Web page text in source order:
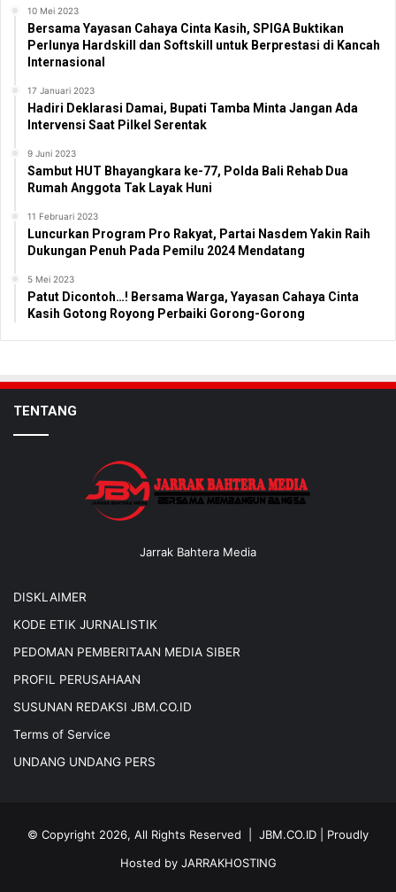
10 Mei 2023
Bersama Yayasan Cahaya Cinta Kasih, SPIGA Buktikan
Perlunya Hardskill dan Softskill untuk Berprestasi di Kancah
Internasional
17 Januari 2023
Hadiri Deklarasi Damai, Bupati Tamba Minta Jangan Ada
Intervensi Saat Pilkel Serentak
9 Juni 2023
Sambut HUT Bhayangkara ke-77, Polda Bali Rehab Dua
Rumah Anggota Tak Layak Huni
11 Februari 2023
Luncurkan Program Pro Rakyat, Partai Nasdem Yakin Raih
Dukungan Penuh Pada Pemilu 2024 Mendatang
5 Mei 2023
Patut Dicontoh…! Bersama Warga, Yayasan Cahaya Cinta
Kasih Gotong Royong Perbaiki Gorong-Gorong
TENTANG
Jarrak Bahtera Media
DISKLAIMER
KODE ETIK JURNALISTIK
PEDOMAN PEMBERITAAN MEDIA SIBER
PROFIL PERUSAHAAN
SUSUNAN REDAKSI JBM.CO.ID
Terms of Service
UNDANG UNDANG PERS
© Copyright 2026, All Rights Reserved | JBM.CO.ID | Proudly
Hosted by JARRAKHOSTING